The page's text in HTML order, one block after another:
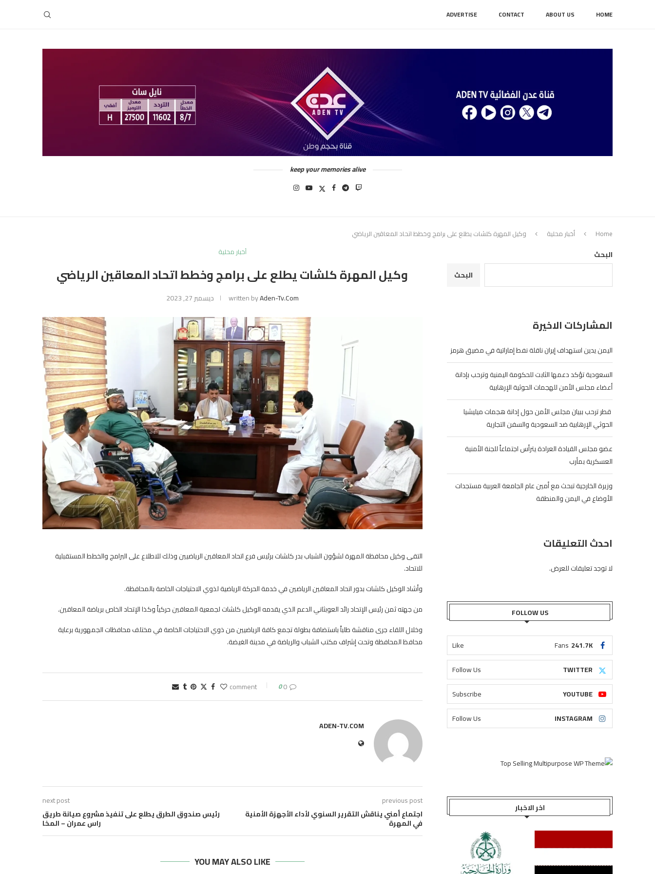
HOME
ABOUT US
CONTACT
ADVERTISE
keep your memories alive
Home أخبار محلية
وكيل المهرة كلشات يطلع على برامج وخطط اتحاد المعاقين الرياضي
أخبار محلية
وكيل المهرة كلشات يطلع على برامج وخطط اتحاد المعاقين الرياضي
written byAden-Tv.com ديسمبر 27, 2023
التقى وكيل محافظة المهرة لشؤون الشباب بدر كلشات برئيس فرع اتحاد المعاقين الرياضيين وذلك للاطلاع على البرامج والخطط المستقبلية
للاتحاد.
وأشاد الوكيل كلشات بدور اتحاد المعاقين الرياضين في خدمة الحركة الرياضية لذوي الاحتياجات الخاصة بالمحافظة.
من جهته ثمن رئيس الإتحاد رائد العوبثاني الدعم الذي يقدمه الوكيل كلشات لجمعية المعاقين حركياً وكذا الإتحاد الخاص برياضة المعاقين.
وخلال اللقاء جرى مناقشة طلباً باستضافة بطولة تجمع كافة الرياضيين من ذوي الاحتياجات الخاصة في مختلف محافظات الجمهورية برعاية
محافظ المحافظة وتحت إشراف مكتب الشباب والرياضة في مدينة الغيضة.
0 comment
0
ADEN-TV.COM
previous post
اجتماع أمني يناقش التقرير السنوي لأداء الأجهزة الأمنية
في المهرة
next post
رئيس صندوق الطرق يطلع على تنفيذ مشروع صيانة طريق
راس عمران – المخا
YOU MAY ALSO LIKE
البحث
البحث
المشاركات الاخيرة
اليمن يدين استهداف إيران ناقلة نفط إماراتية في مضيق هرمز
السعودية تؤكد دعمها الثابت للحكومة اليمنية وترحب بإدانة
أعضاء مجلس الأمن للهجمات الحوثية الإرهابية
‏ قطر ترحب ببيان مجلس الأمن حول إدانة هجمات ميليشيا
الحوثي الإرهابية ضد السعودية والسفن التجارية
عضو مجلس القيادة العرادة يترأس اجتماعاً للجنة الأمنية
العسكرية بمأرب
وزيرة الخارجية تبحث مع أمين عام الجامعة العربية مستجدات
الأوضاع في اليمن والمنطقة
احدث التعليقات
لا توجد تعليقات للعرض.
FOLLOW US
241.7K
Fans
Like
TWITTER
Follow Us
YOUTUBE
Subscribe
INSTAGRAM
Follow Us
اخر الاخبار